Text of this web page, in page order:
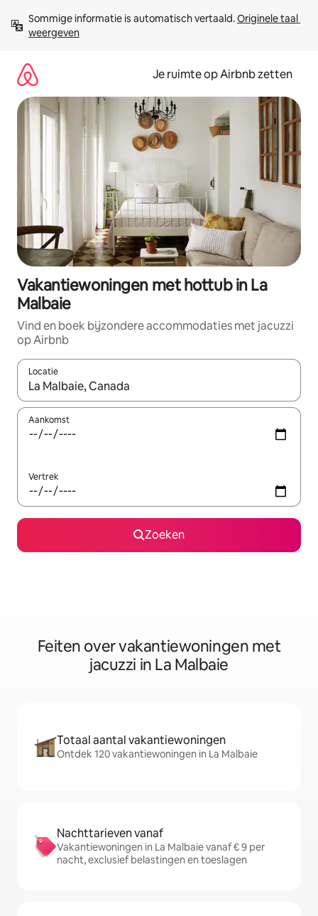
direct
naar
Sommige informatie is automatisch vertaald. Originele taal
weergeven
Je ruimte op Airbnb zetten
Vakantiewoningen met hottub in La
Malbaie
Vind en boek bijzondere accommodaties met jacuzzi
op Airbnb
Locatie
Wanneer er suggesties beschikbaar zijn, maak je een keuze
Aankomst
Vertrek
Zoeken
Feiten over vakantiewoningen met
jacuzzi in La Malbaie
Totaal aantal vakantiewoningen
Ontdek 120 vakantiewoningen in La Malbaie
Nachttarieven vanaf
Vakantiewoningen in La Malbaie vanaf € 9 per
nacht, exclusief belastingen en toeslagen